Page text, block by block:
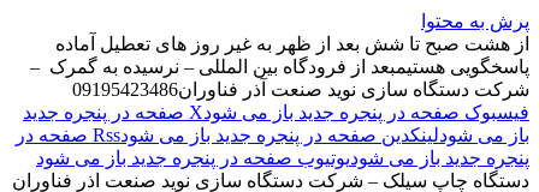
پرش به محتوا
از هشت صبح تا شش بعد از ظهر به غیر روز های تعطیل آماده
پاسخگویی هستیمبعد از فرودگاه بین المللی – نرسیده به گمرک –
شرکت دستگاه سازی نوید صنعت آذر فناوران09195423486
فیسبوک صفحه در پنجره جدید باز می شود
X صفحه در پنجره جدید
باز می شودلینکدین صفحه در پنجره جدید باز می شود
Rss صفحه در
پنجره جدید باز می شودیوتیوب صفحه در پنجره جدید باز می شود
دستگاه چاپ سیلک – شرکت دستگاه سازی نوید صنعت اذر فناوران